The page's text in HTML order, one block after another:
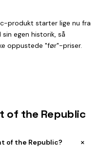
produkt starter lige nu fra
egen historik, så
oppustede "før"-priser.
of the Republic
of the Republic? +